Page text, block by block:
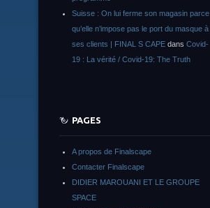
Suisse : On lui ferme son magasin parce
qu’elle n’impose pas le port du masque à
ses clients | FINAL S CAPE dans Covid-
19 : La vérité / Covid-19: The Truth
PAGES
A propos de Finalscape
Contacter Finalscape
DIDIER MAROUANI ET LE GROUPE
SPACE